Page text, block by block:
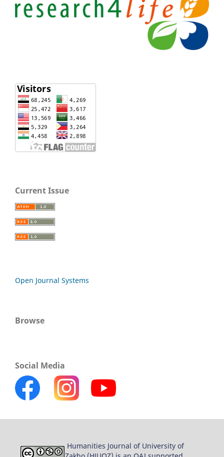
Current Issue
Open Journal Systems
Browse
Social Media
Humanities Journal of University of